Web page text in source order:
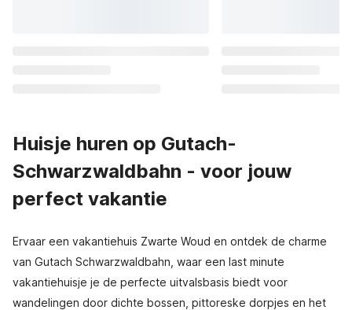
Huisje huren op Gutach-
Schwarzwaldbahn - voor jouw
perfect vakantie
Ervaar een vakantiehuis Zwarte Woud en ontdek de charme
van Gutach Schwarzwaldbahn, waar een last minute
vakantiehuisje je de perfecte uitvalsbasis biedt voor
wandelingen door dichte bossen, pittoreske dorpjes en het